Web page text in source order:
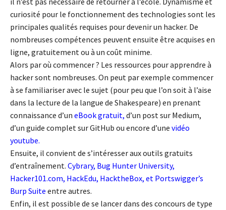
curiosité pour le fonctionnement des technologies sont les
principales qualités requises pour devenir un hacker. De
nombreuses compétences peuvent ensuite être acquises en
ligne, gratuitement ou à un coût minime.
Alors par où commencer ? Les ressources pour apprendre à
hacker sont nombreuses. On peut par exemple commencer
à se familiariser avec le sujet (pour peu que l’on soit à l’aise
dans la lecture de la langue de Shakespeare) en prenant
connaissance d’un eBook gratuit, d’un post sur Medium,
d’un guide complet sur GitHub ou encore d’une vidéo
youtube.
Ensuite, il convient de s’intéresser aux outils gratuits
d’entraînement. Cybrary, Bug Hunter University,
Hacker101.com, HackEdu, HacktheBox, et Portswigger’s
Burp Suite entre autres.
Enfin, il est possible de se lancer dans des concours de type